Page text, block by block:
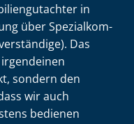
in
über Spe­zi­al­kom­
Das
sondern den
wir auch
bedienen